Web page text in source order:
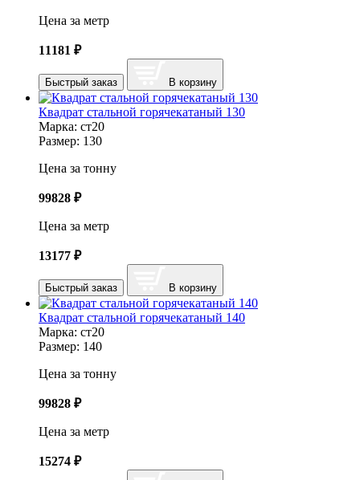
Цена за метр
11181 ₽
Быстрый заказ В корзину
Квадрат стальной горячекатаный 130
Марка: ст20
Размер: 130
Цена за тонну
99828 ₽
Цена за метр
13177 ₽
Быстрый заказ В корзину
Квадрат стальной горячекатаный 140
Марка: ст20
Размер: 140
Цена за тонну
99828 ₽
Цена за метр
15274 ₽